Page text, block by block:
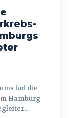
Hamburg